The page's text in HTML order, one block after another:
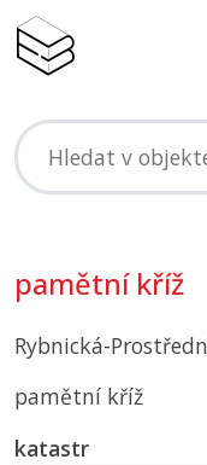
pamětní kříž
Rybnická-
pamětní kříž
katastr